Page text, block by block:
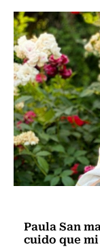
Paula San
cuido que